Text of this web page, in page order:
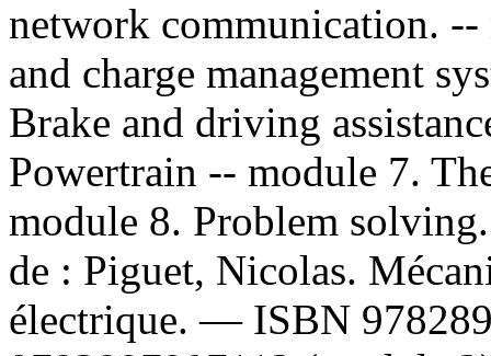
network communication.
and charge management
Brake and driving
Powertrain -- module 7.
module 8. Problem
de : Piguet, Nicolas.
électrique. — ISBN